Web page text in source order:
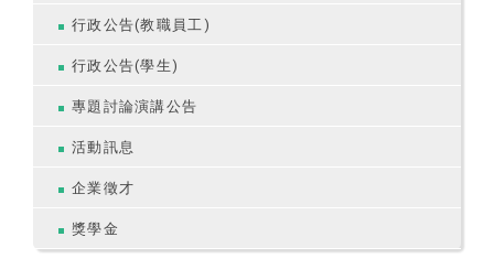
行政公告(教職員工)
行政公告(學生)
專題討論演講公告
活動訊息
企業徵才
獎學金